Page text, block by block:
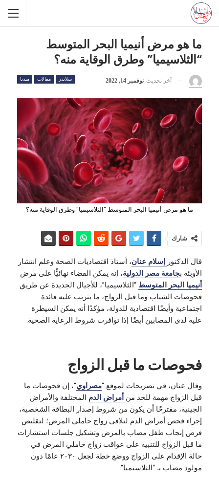
ما هو مرض أنيميا البحر المتوسط
“الثلاسيميا” وطرق الوقاية منه؟
سلايدر مقالات ميديا آخر تحديث نوفمبر 14, 2022
ما هو مرض أنيميا البحر المتوسط "الثلاسيميا" وطرق الوقاية منه؟
شارك
قال الدكتور إسلام عنان، أستاذ اقتصاديات الصحة وعلم انتشار
الأوبئة بجامعة مصر الدولية، إنه يمكن القضاء نهائيًّا على مرض
أنيميا البحر المتوسط “الثلاسيميا”، للأجيال الجديدة عن طريق
فحوصات الشباب وما قبل الزواج، ما يترتب عليه فائدة
اجتماعية وأيضًا اقتصادية للدولة، مؤكدًا أنه يمكن السيطرة
عليه لدى المصابين أيضًا إذا توافرت شروط الرعاية الصحية.
فحوصات ما قبل الزواج
وقال عنان، في تصريحات لموقع “مصراوي“، إن فحوصات ما
قبل الزواج مهمة للحد من أمراض الدم المختلفة والأمراض
الجينية، مقترحًا أن يكون من شروط إصدار البطاقة الشخصية،
إجراء فحص أمراض الدم لتلافي زواج حاملي المرض؛ لتقليص
فرص إنجاب طفل مصاب بالمرض وتشكيل جلسات استشارات
ما قبل الزواج للتنبيه على عواقب زواج حاملي المرض في
حالة الإقدام على الزواج ووضع خطة لجعل ٢٠٣٠ عامًا دون
مولود مصاب بـ “الثلاسيميا”.